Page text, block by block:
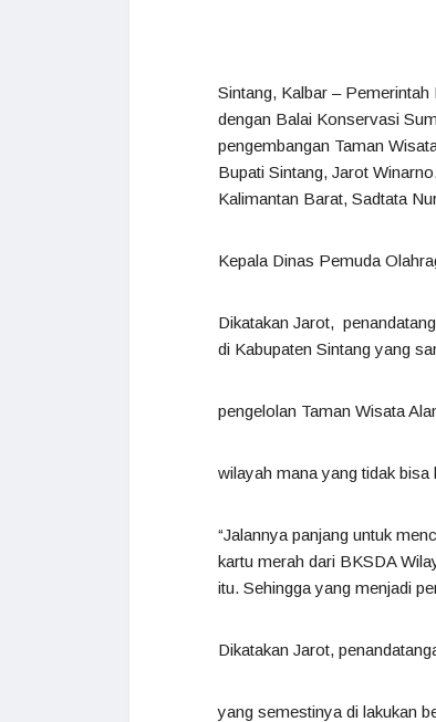
Sintang, Kalbar – Pemerintah
dengan Balai Konservasi
pengembangan Taman
Bupati Sintang, Jarot
Kalimantan Barat, Sadtata
Kepala Dinas Pemuda
Dikatakan Jarot,
di Kabupaten Sintang yang
pengelolan Taman Wisata
wilayah mana yang tidak
“Jalannya panjang untuk
kartu merah dari BKSDA
itu. Sehingga yang menjadi
Dikatakan Jarot,
yang semestinya di lakukan